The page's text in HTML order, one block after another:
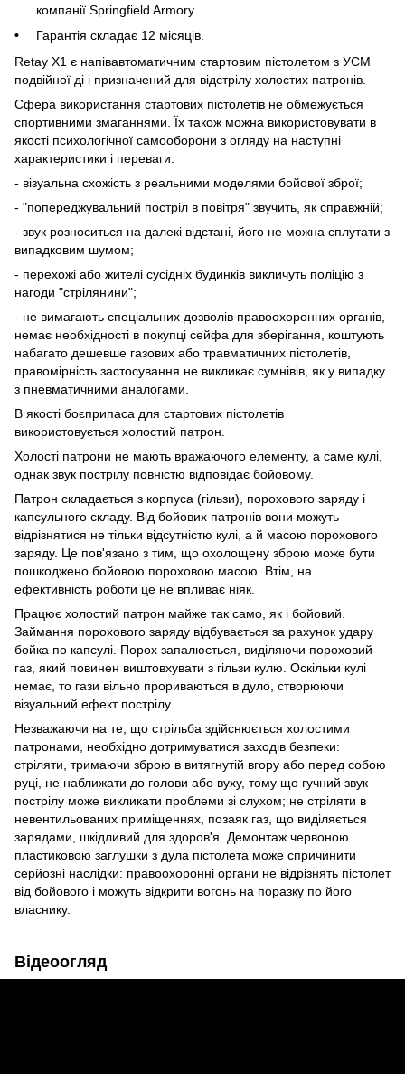
компанії Springfield Armory.
Гарантія складає 12 місяців.
Retay X1 є напівавтоматичним стартовим пістолетом з УСМ
подвійної ді і призначений для відстрілу холостих патронів.
Сфера використання стартових пістолетів не обмежується
спортивними змаганнями. Їх також можна використовувати в
якості психологічної самооборони з огляду на наступні
характеристики і переваги:
- візуальна схожість з реальними моделями бойової зброї;
- "попереджувальний постріл в повітря" звучить, як справжній;
- звук розноситься на далекі відстані, його не можна сплутати з
випадковим шумом;
- перехожі або жителі сусідніх будинків викличуть поліцію з
нагоди "стрілянини";
- не вимагають спеціальних дозволів правоохоронних органів,
немає необхідності в покупці сейфа для зберігання, коштують
набагато дешевше газових або травматичних пістолетів,
правомірність застосування не викликає сумнівів, як у випадку
з пневматичними аналогами.
В якості боєприпаса для стартових пістолетів
використовується холостий патрон.
Холості патрони не мають вражаючого елементу, а саме кулі,
однак звук пострілу повністю відповідає бойовому.
Патрон складається з корпуса (гільзи), порохового заряду і
капсульного складу. Від бойових патронів вони можуть
відрізнятися не тільки відсутністю кулі, а й масою порохового
заряду. Це пов'язано з тим, що охолощену зброю може бути
пошкоджено бойовою пороховою масою. Втім, на
ефективність роботи це не впливає ніяк.
Працює холостий патрон майже так само, як і бойовий.
Займання порохового заряду відбувається за рахунок удару
бойка по капсулі. Порох запалюється, виділяючи пороховий
газ, який повинен виштовхувати з гільзи кулю. Оскільки кулі
немає, то гази вільно прориваються в дуло, створюючи
візуальний ефект пострілу.
Незважаючи на те, що стрільба здійснюється холостими
патронами, необхідно дотримуватися заходів безпеки:
стріляти, тримаючи зброю в витягнутій вгору або перед собою
руці, не наближати до голови або вуху, тому що гучний звук
пострілу може викликати проблеми зі слухом; не стріляти в
невентильованих приміщеннях, позаяк газ, що виділяється
зарядами, шкідливий для здоров'я. Демонтаж червоною
пластиковою заглушки з дула пістолета може спричинити
серйозні наслідки: правоохоронні органи не відрізнять пістолет
від бойового і можуть відкрити вогонь на поразку по його
власнику.
Відеоогляд